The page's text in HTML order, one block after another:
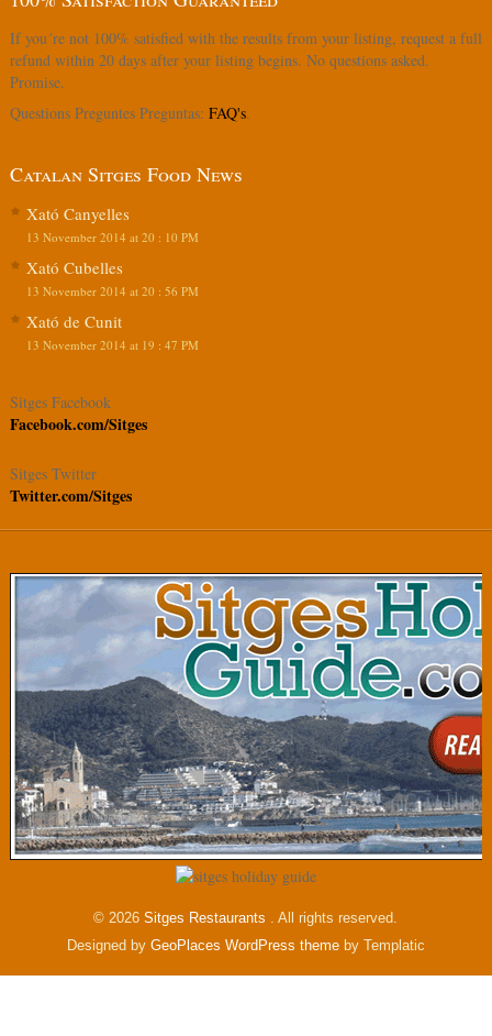
If you´re not 100% satisfied with the results from your listing, request a full
refund within 20 days after your listing begins. No questions asked.
Promise.
Questions Preguntes Preguntas: FAQ's.
Catalan Sitges Food News
Xató Canyelles
13 November 2014 at 20 : 10 PM
Xató Cubelles
13 November 2014 at 20 : 56 PM
Xató de Cunit
13 November 2014 at 19 : 47 PM
Sitges Facebook
Facebook.com/Sitges
Sitges Twitter
Twitter.com/Sitges
© 2026Sitges Restaurants . All rights reserved.
Designed by GeoPlaces WordPress themeby Templatic